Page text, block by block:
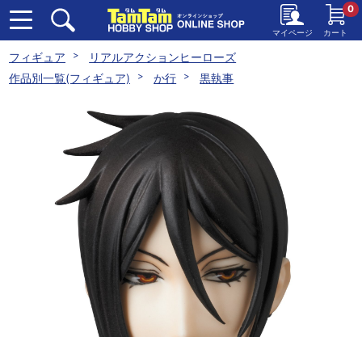
マイページ カート
0
フィギュア
リアルアクションヒーローズ
作品別一覧(フィギュア)
か行 黒執事